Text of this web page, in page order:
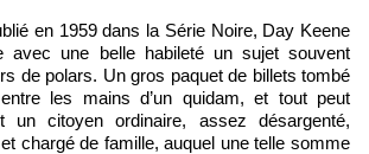
en 1959 dans la Série Noire, Day Keene
avec une belle habileté un sujet souvent
de polars. Un gros paquet de billets tombé
les mains d’un quidam, et tout peut
un citoyen ordinaire, assez désargenté,
chargé de famille, auquel une telle somme